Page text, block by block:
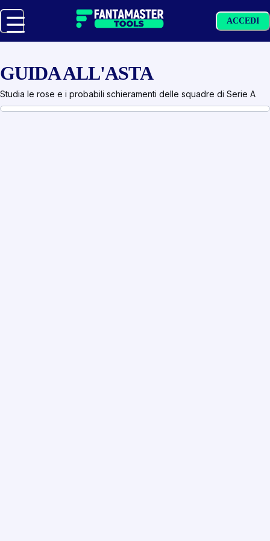
ACCEDI
GUIDA ALL'ASTA
Studia le rose e i probabili schieramenti delle squadre di Serie A